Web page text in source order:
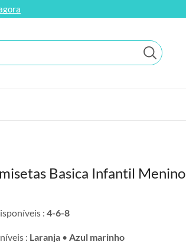
Basica Infantil Menino
: 4-6-8
: Laranja • Azul marinho